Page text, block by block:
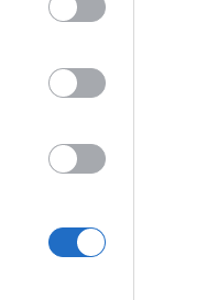
την «ύποπτη» ολιγωρία...